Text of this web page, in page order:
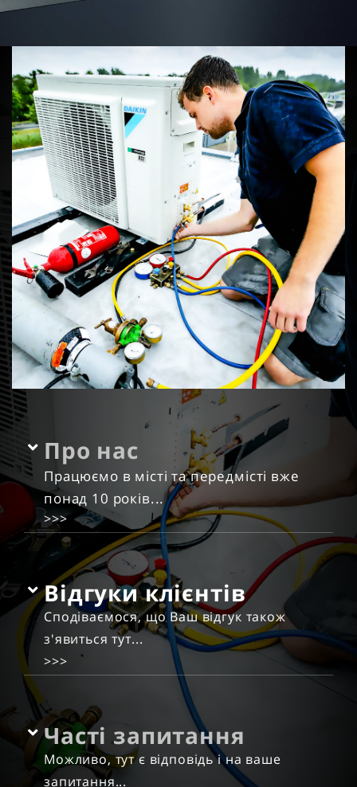
Про нас
Працюємо в місті та передмісті вже
понад 10 років...
>>>
Відгуки клієнтів
Сподіваємося, що Ваш відгук також
з'явиться тут...
>>>
Часті запитання
Можливо, тут є відповідь і на ваше
запитання...